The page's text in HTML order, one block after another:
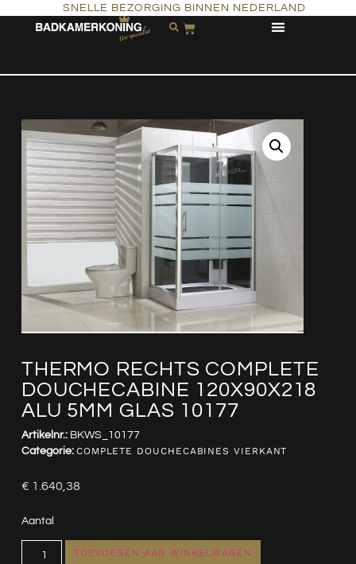
SNELLE BEZORGING BINNEN NEDERLAND
THERMO RECHTS COMPLETE
DOUCHECABINE 120X90X218
ALU 5MM GLAS 10177
Artikelnr.: BKWS_10177
Categorie: COMPLETE DOUCHECABINES VIERKANT
€ 1.640,38
Aantal
TOEVOEGEN AAN WINKELWAGEN